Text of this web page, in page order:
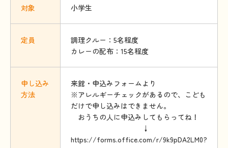
対象 小学生
定員
調理クルー：5名程度
カレーの配布：15名程度
申 し込み
方法
来館・申込みフォームより
※アレルギーチェックがあるので、こども
だけで申し込みはできません。
おうちの人に申込みしてもらってね！
↓
https://forms.office.com/r/9k9pDA2LM0?